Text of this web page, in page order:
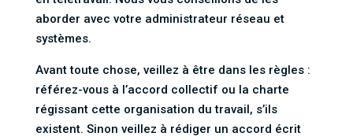
aborder avec votre administrateur réseau et
systèmes.
Avant toute chose, veillez à être dans les règles :
référez-vous à l’accord collectif ou la charte
régissant cette organisation du travail, s’ils
existent. Sinon veillez à rédiger un accord écrit